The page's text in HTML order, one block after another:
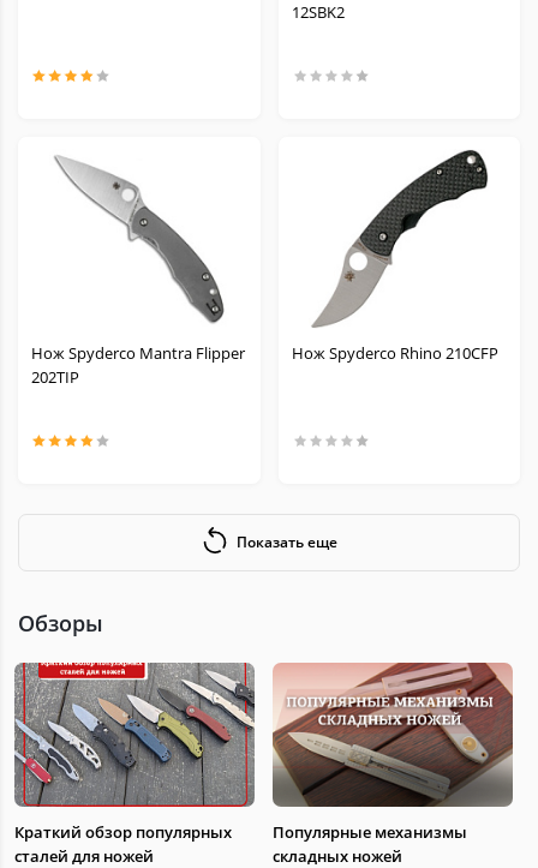
12SBK2
Нож Spyderco Mantra Flipper
202TIP
Нож Spyderco Rhino 210CFP
Показать еще
Обзоры
Краткий обзор популярных
сталей для ножей
Популярные механизмы
складных ножей